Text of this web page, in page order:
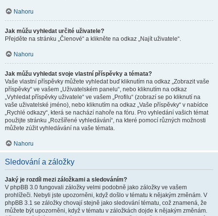
Nahoru
Jak můžu vyhledat určité uživatele?
Přejděte na stránku „Členové“ a klikněte na odkaz „Najít uživatele“.
Nahoru
Jak můžu vyhledat svoje vlastní příspěvky a témata?
Vaše vlastní příspěvky můžete vyhledat buď kliknutím na odkaz „Zobrazit vaše
příspěvky“ ve vašem „Uživatelském panelu“, nebo kliknutím na odkaz
„Vyhledat příspěvky uživatele“ ve vašem „Profilu“ (zobrazí se po kliknutí na
vaše uživatelské jméno), nebo kliknutím na odkaz „Vaše příspěvky“ v nabídce
„Rychlé odkazy“, která se nachází nahoře na fóru. Pro vyhledání vašich témat
použijte stránku „Rozšířené vyhledávání“, na které pomocí různých možnosti
můžete zúžit vyhledávání na vaše témata.
Nahoru
Sledování a záložky
Jaký je rozdíl mezi záložkami a sledováním?
V phpBB 3.0 fungovali záložky velmi podobně jako záložky ve vašem
prohlížeči. Nebyli jste upozorněni, když došlo v tématu k nějakým změnám. V
phpBB 3.1 se záložky chovají stejně jako sledování tématu, což znamená, že
můžete být upozorněni, když v tématu v záložkách dojde k nějakým změnám.